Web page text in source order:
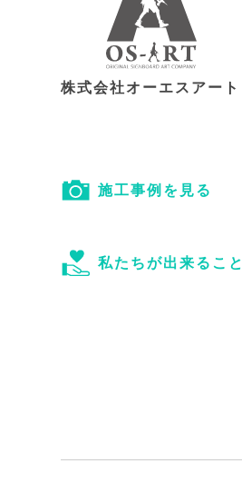
株式会社オーエスアート
施工事例を見る
私たちが出来ること